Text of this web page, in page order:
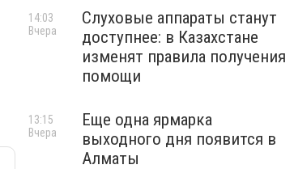
Слуховые аппараты станут
доступнее: в Казахстане
изменят правила получения
помощи
14:03
Вчера
Еще одна ярмарка
выходного дня появится в
Алматы
13:15
Вчера